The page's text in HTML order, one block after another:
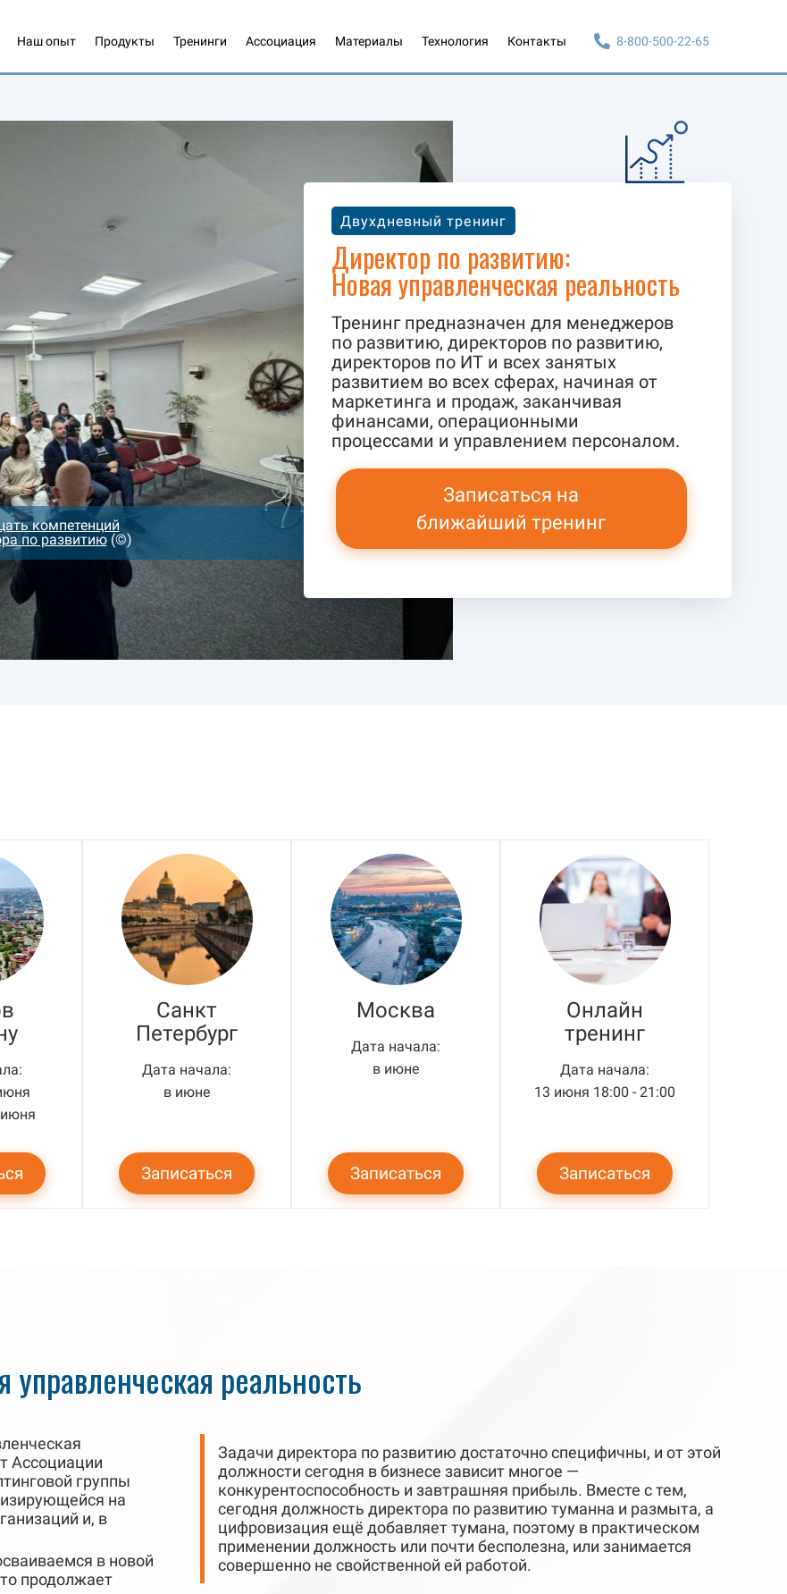
Наш опыт Продукты Тренинги Ассоциация Материалы Технология Контакты 8-800-500-22-65
Двухдневный тренинг
Директор по развитию:
Новая управленческая реальность
Тренинг предназначен для менеджеров
по развитию, директоров по развитию,
директоров по ИТ и всех занятых
развитием во всех сферах, начиная от
маркетинга и продаж, заканчивая
финансами, операционными
процессами и управлением персоналом.
Записаться на
ближайший тренинг
компетенций
по развитию(©)
Санкт
Петербург
Дата начала:
в июне
Записаться
Москва
Дата начала:
в июне
Записаться
Онлайн
тренинг
Дата начала:
13 июня 18:00 - 21:00
Записаться
реальность
Ассоциации
группы
на
и, в
в новой
продолжает
Задачи директора по развитию достаточно специфичны, и от этой
должности сегодня в бизнесе зависит многое —
конкурентоспособность и завтрашняя прибыль. Вместе с тем,
сегодня должность директора по развитию туманна и размыта, а
цифровизация ещё добавляет тумана, поэтому в практическом
применении должность или почти бесполезна, или занимается
совершенно не свойственной ей работой.